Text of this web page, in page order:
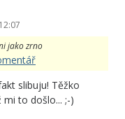
jako zrno
slibuju! Těžko
to došlo... ;-)